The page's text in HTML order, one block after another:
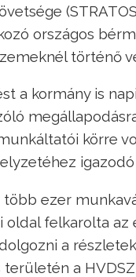
országos
történő
a kormány is
körre
ezer
oldal felkarolta az
a
a